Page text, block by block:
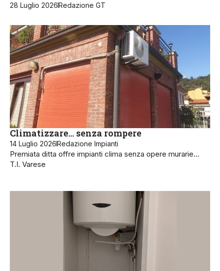
28 Luglio 2026Redazione GT
Climatizzare… senza rompere
14 Luglio 2026Redazione Impianti
Premiata ditta offre impianti clima senza opere murarie…
T.I. Varese